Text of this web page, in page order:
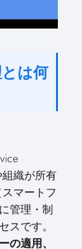
は何
組織が所有
マートフ
管理・制
スです。
の適用、